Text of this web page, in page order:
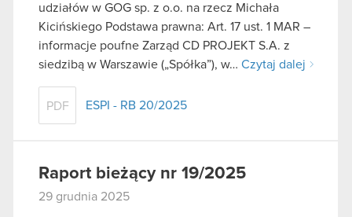
udziałów w GOG sp. z o.o. na rzecz Michała
Kicińskiego Podstawa prawna: Art. 17 ust. 1 MAR –
informacje poufne Zarząd CD PROJEKT S.A. z
siedzibą w Warszawie („Spółka”), w… Czytaj dalej
PDF ESPI - RB 20/2025
Raport bieżący nr 19/2025
29 grudnia 2025